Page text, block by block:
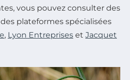
vous pouvez consulter des
plateformes spécialisées
, Lyon Entreprises et Jacquet